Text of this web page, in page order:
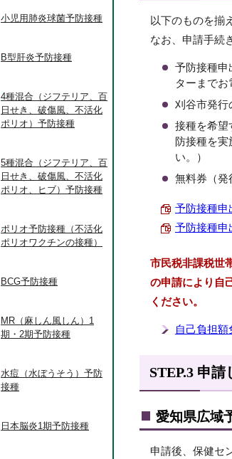
以下のものを揃
なお、申請手続
予防接種申
ターまでお
刈谷市発行
接種を希望
防接種を実
い。）
無料券（発
予防接種申
予防接種申
市民税非課税世
の申請により自
ください。
自己負担額
STEP.3 申
愛知県広域
申請後、保健セ
小児用肺炎球菌予防接種
B型肝炎予防接種
4種混合（ジフテリア、百
日せき、破傷風、不活化
ポリオ）予防接種
5種混合（ジフテリア、百
日せき、破傷風、不活化
ポリオ、ヒブ）予防接種
ポリオ予防接種（不活化
ポリオワクチンの接種）
BCG予防接種
MR（麻しん風しん）1
期・2期予防接種
水痘（水ぼうそう）予防
接種
日本脳炎1期予防接種